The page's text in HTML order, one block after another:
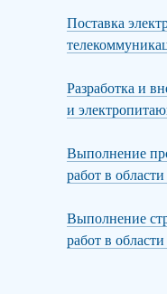
Поставка
Разработка и
и
Выполнение
работ в
Выполнение
работ в